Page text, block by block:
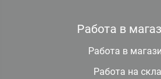
Работа в
Работа в
Работа на